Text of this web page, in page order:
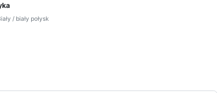
/ biały połysk
/ biały połysk